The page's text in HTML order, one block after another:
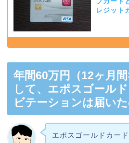
レジット
年間60万円（12ヶ月
して、エポスゴール
ビテーションは届い
エポスゴールドカー